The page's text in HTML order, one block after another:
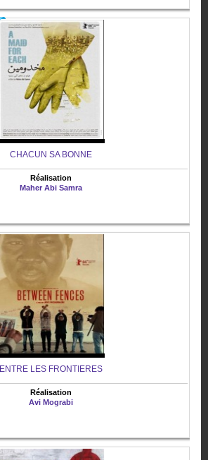
CHACUN SA BONNE
Réalisation
Maher Abi Samra
ENTRE LES FRONTIERES
Réalisation
Avi Mograbi